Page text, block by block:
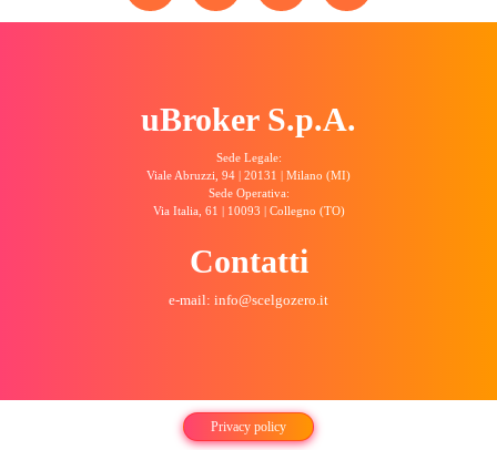
uBroker S.p.A.
Sede Legale:
Viale Abruzzi, 94 | 20131 | Milano (MI)
Sede Operativa:
Via Italia, 61 | 10093 | Collegno (TO)
Contatti
e-mail: info@scelgozero.it
Privacy policy